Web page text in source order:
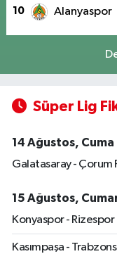
10 Alanyaspor
Süper Lig
14 Ağustos, Cuma
Galatasaray - Çorum
15 Ağustos,
Konyaspor - Rizespor
Kasımpaşa -